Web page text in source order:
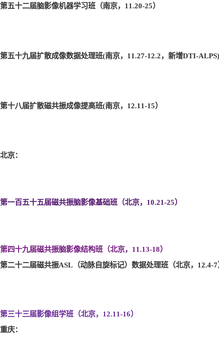
第五十二届脑影像机器学习班（南京，11.20-25）
第五十九届扩散成像数据处理班(南京，11.27-12.2，新增DTI-ALPS)
第十八届扩散磁共振成像提高班(南京，12.11-15）
北京：
第一百五十五届磁共振脑影像基础班（北京，10.21-25）
第四十九届磁共振脑影像结构班（北京，11.13-18）
第二十二届磁共振ASL （动脉自旋标记）数据处理班（北京，12.4-7
第三十三届影像组学班（北京，12.11-16）
重庆：